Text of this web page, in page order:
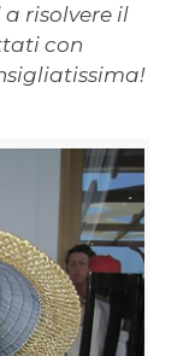
risolvere il
con